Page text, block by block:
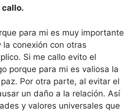
callo.
para mi es muy importante
la conexión con otras
Si me callo evito el
porque para mi es valiosa la
Por otra parte, al evitar el
un daño a la relación. Así
y valores universales que